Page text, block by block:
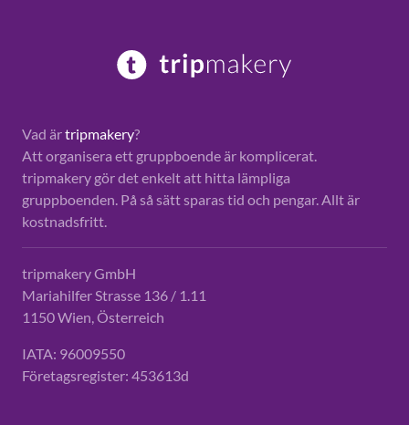
Vad ärtripmakery?
Att organisera ett gruppboende är komplicerat.
tripmakery gör det enkelt att hitta lämpliga
gruppboenden. På så sätt sparas tid och pengar. Allt är
kostnadsfritt.
tripmakery GmbH
Mariahilfer Strasse 136 / 1.11
1150 Wien, Österreich
IATA: 96009550
Företagsregister: 453613d